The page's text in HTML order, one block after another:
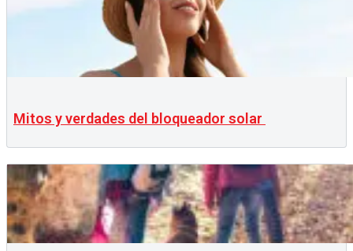
Mitos y verdades del bloqueador solar